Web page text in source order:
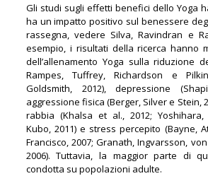
Gli studi sugli effetti benefici dello Yoga
ha un impatto positivo sul benessere
rassegna, vedere Silva, Ravindran e
esempio, i risultati della ricerca hanno
dell’allenamento Yoga sulla riduzione
Rampes, Tuffrey, Richardson e
Goldsmith, 2012), depressione
aggressione fisica (Berger, Silver e Stein,
rabbia (Khalsa et al., 2012;
Kubo, 2011) e stress percepito (Bayne,
Francisco, 2007; Granath, Ingvarsson,
2006). Tuttavia, la maggior parte di
condotta su popolazioni adulte.